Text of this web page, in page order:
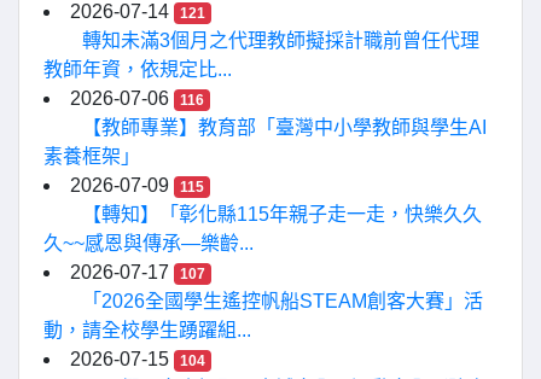
2026-07-14
121
轉知未滿3個月之代理教師擬採計職前曾任代理
教師年資，依規定比...
2026-07-06
116
【教師專業】教育部「臺灣中小學教師與學生AI
素養框架」
2026-07-09
115
【轉知】「彰化縣115年親子走一走，快樂久久
久~~感恩與傳承—樂齡...
2026-07-17
107
「2026全國學生遙控帆船STEAM創客大賽」活
動，請全校學生踴躍組...
2026-07-15
104